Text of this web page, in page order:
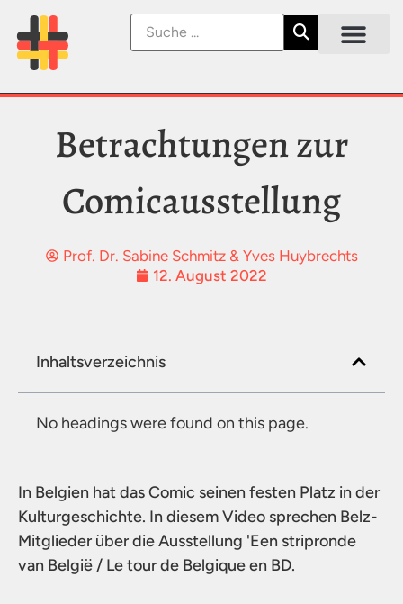
Betrachtungen zur
Comicausstellung
Prof. Dr. Sabine Schmitz & Yves Huybrechts
12. August 2022
Inhaltsverzeichnis
No headings were found on this page.
In Belgien hat das Comic seinen festen Platz in der
Kulturgeschichte. In diesem Video sprechen Belz-
Mitglieder über die Ausstellung 'Een stripronde
van België / Le tour de Belgique en BD.